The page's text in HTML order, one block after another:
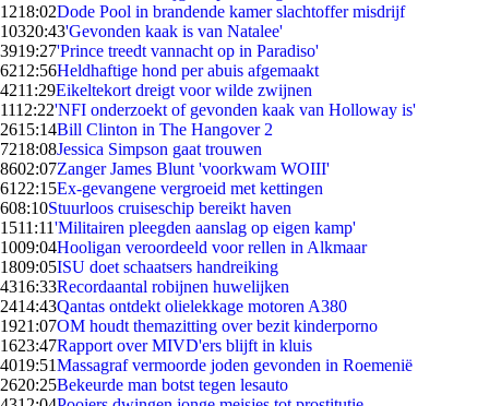
1218:02Dode Pool in brandende kamer slachtoffer misdrijf
10320:43'Gevonden kaak is van Natalee'
3919:27'Prince treedt vannacht op in Paradiso'
6212:56Heldhaftige hond per abuis afgemaakt
4211:29Eikeltekort dreigt voor wilde zwijnen
1112:22'NFI onderzoekt of gevonden kaak van Holloway is'
2615:14Bill Clinton in The Hangover 2
7218:08Jessica Simpson gaat trouwen
8602:07Zanger James Blunt 'voorkwam WOIII'
61 22:15Ex-gevangene vergroeid met kettingen
608:10Stuurloos cruiseschip bereikt haven
1511:11'Militairen pleegden aanslag op eigen kamp'
1009:04Hooligan veroordeeld voor rellen in Alkmaar
1809:05ISU doet schaatsers handreiking
4316:33Recordaantal robijnen huwelijken
2414:43Qantas ontdekt olielekkage motoren A380
1921:07OM houdt themazitting over bezit kinderporno
1623:47Rapport over MIVD'ers blijft in kluis
4019:51Massagraf vermoorde joden gevonden in Roemenië
2620:25Bekeurde man botst tegen lesauto